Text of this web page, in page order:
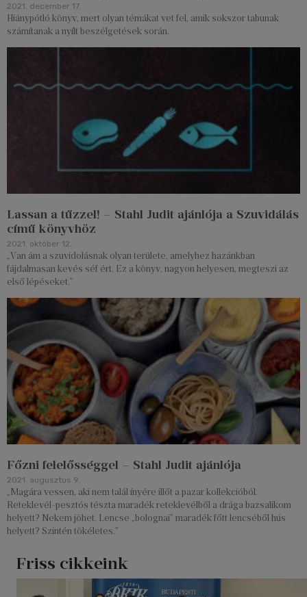
2021. december 17.
Hiánypótló könyv, mert olyan témákat vet fel, amik sokszor tabunak
számítanak a nyílt beszélgetések során.
Lassan a tűzzel! – Stahl Judit ajánlója a Szuvidálás
című könyvhöz
2021. október 12.
„Van ám a szuvidolásnak olyan területe, amelyhez hazánkban
fájdalmasan kevés séf ért. Ez a könyv, nagyon helyesen, megteszi az
első lépéseket.”
Főzni felelősséggel – Stahl Judit ajánlója
2021. augusztus 9.
„Magára vessen, aki nem talál ínyére illőt a pazar kollekcióból.
Reteklevél-pesztós tészta maradék reteklevélből a drága bazsalikom
helyett? Nekem jöhet. Lencse „bolognai” maradék főtt lencséből hús
helyett? Szintén tökéletes.”
Friss cikkeink